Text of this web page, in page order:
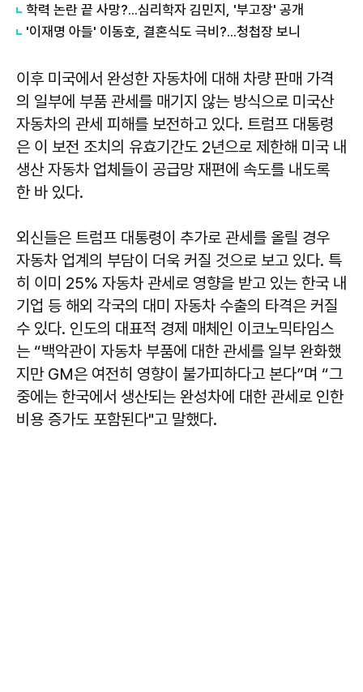
학력 논란 끝 사망?...심리학자 김민지, '부고장' 공개
'이재명 아들' 이동호, 결혼식도 극비?...청첩장 보니
이후 미국에서 완성한 자동차에 대해 차량 판매 가격
의 일부에 부품 관세를 매기지 않는 방식으로 미국산
자동차의 관세 피해를 보전하고 있다. 트럼프 대통령
은 이 보전 조치의 유효기간도 2년으로 제한해 미국 내
생산 자동차 업체들이 공급망 재편에 속도를 내도록
한 바 있다.
외신들은 트럼프 대통령이 추가로 관세를 올릴 경우
자동차 업계의 부담이 더욱 커질 것으로 보고 있다. 특
히 이미 25% 자동차 관세로 영향을 받고 있는 한국 내
기업 등 해외 각국의 대미 자동차 수출의 타격은 커질
수 있다. 인도의 대표적 경제 매체인 이코노믹타임스
는 “백악관이 자동차 부품에 대한 관세를 일부 완화했
지만 GM은 여전히 영향이 불가피하다고 본다”며 “그
중에는 한국에서 생산되는 완성차에 대한 관세로 인한
비용 증가도 포함된다"고 말했다.